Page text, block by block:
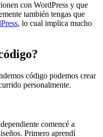
con WordPress y que
también tengas que
, lo cual implica mucho
código podemos crear
personalmente.
comencé a
Primero aprendí